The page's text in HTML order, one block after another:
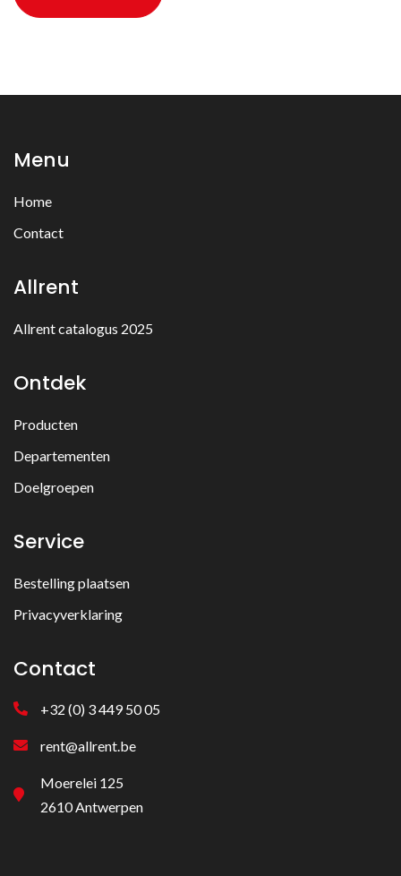
Menu
Home
Contact
Allrent
Allrent catalogus 2025
Ontdek
Producten
Departementen
Doelgroepen
Service
Bestelling plaatsen
Privacyverklaring
Contact
+32 (0) 3 449 50 05
rent@allrent.be
Moerelei 125
2610 Antwerpen